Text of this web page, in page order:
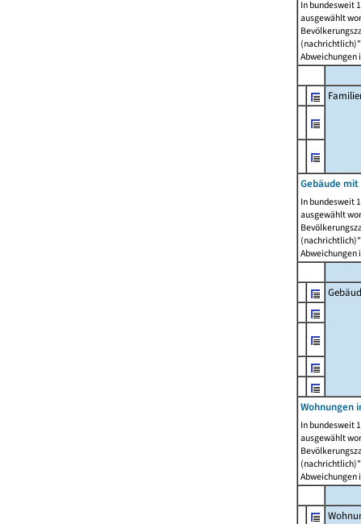
In bundesweit
ausgewählt
Abweichungen
Gebäude
In bundesweit
ausgewählt
Abweichungen
Wohnungen
In bundesweit
ausgewählt
Abweichungen